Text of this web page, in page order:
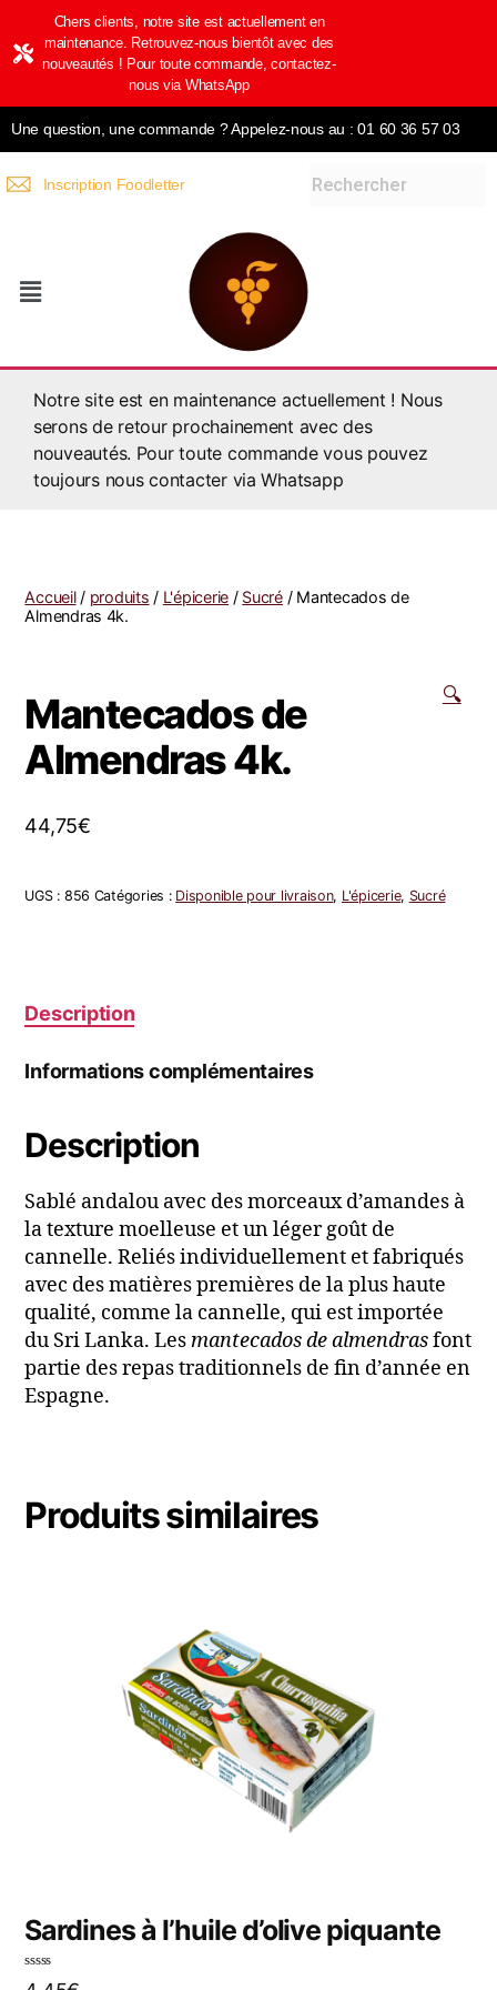
Chers clients, notre site est actuellement en
maintenance. Retrouvez-nous bientôt avec des
nouveautés ! Pour toute commande, contactez-
nous via WhatsApp
Une question, une commande ? Appelez-nous au : 01 60 36 57 03
Inscription Foodletter
Notre site est en maintenance actuellement ! Nous
serons de retour prochainement avec des
nouveautés. Pour toute commande vous pouvez
toujours nous contacter via Whatsapp
Accueil/ produits / L'épicerie / Sucré/ Mantecados de
Almendras 4k.
🔍
Mantecados de
Almendras 4k.
44,75€
UGS : 856 Catégories : Disponible pour livraison, L'épicerie, Sucré
Description
Informations complémentaires
Description
Sablé andalou avec des morceaux d’amandes à
la texture moelleuse et un léger goût de
cannelle. Reliés individuellement et fabriqués
avec des matières premières de la plus haute
qualité, comme la cannelle, qui est importée
du Sri Lanka. Lesmantecados de almendrasfont
partie des repas traditionnels de fin d’année en
Espagne.
Produits similaires
Sardines à l’huile d’olive piquante
N